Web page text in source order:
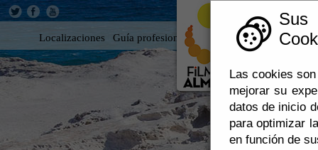
Las cookies
mejorar su
datos de inicio
para optimizar
en función de
Localizaciones Guía profesional Rodar en Almería 360